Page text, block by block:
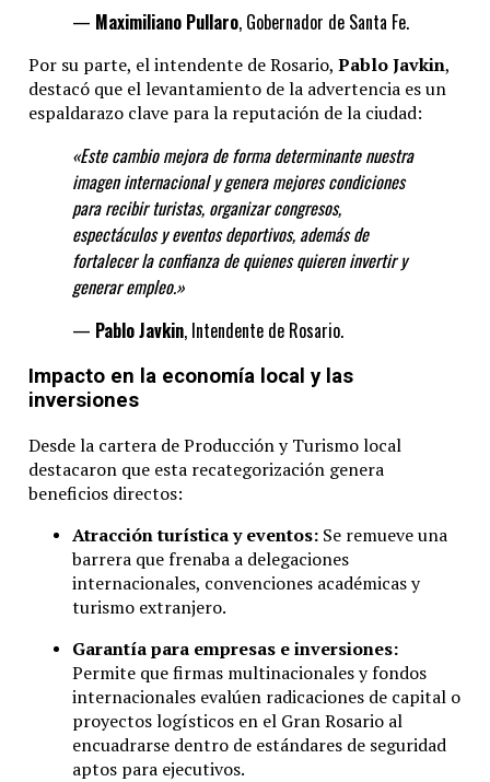
— Maximiliano Pullaro, Gobernador de Santa Fe.
Por su parte, el intendente de Rosario, Pablo Javkin,
destacó que el levantamiento de la advertencia es un
espaldarazo clave para la reputación de la ciudad:
«Este cambio mejora de forma determinantenuestra
imagen internacional y genera mejores condiciones
para recibir turistas, organizar congresos,
espectáculos y eventos deportivos, además de
fortalecer la confianza de quienes quieren invertir y
generarempleo.»
— Pablo Javkin, Intendente de Rosario.
Impacto en la economía local y las
inversiones
Desde la cartera de Producción y Turismo local
destacaron que esta recategorización genera
beneficios directos:
Atracción turística y eventos:Se remueve una
barrera que frenaba a delegaciones
internacionales, convenciones académicas y
turismo extranjero.
Garantía para empresas e inversiones:
Permite que firmas multinacionales y fondos
internacionales evalúen radicaciones de capital o
proyectos logísticos en el Gran Rosario al
encuadrarse dentro de estándares de seguridad
aptos para ejecutivos.